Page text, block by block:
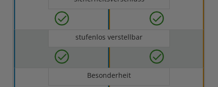
stufenlos verstellbar
Besonderheit